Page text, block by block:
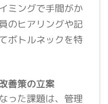
ミングで手間がか
のヒアリングや記
ボトルネックを特
善策の立案
った課題は、管理